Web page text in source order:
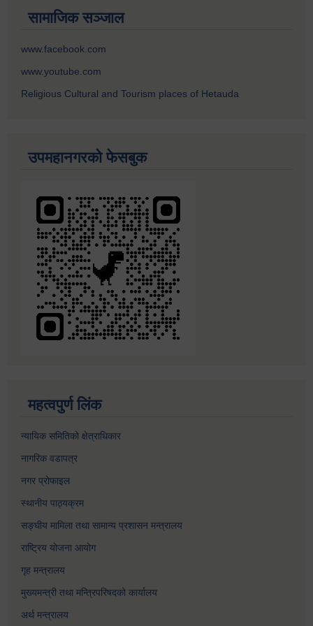
सामाजिक सञ्जाल
www.facebook.com
www.youtube.com
Religious Cultural and Tourism places of Hetauda
उपमहानगरको फेसबुक
महत्वपुर्ण लिंक
न्यायिक समितिको क्षेत्राधिकार
नागरिक वडापत्र
नगर प्रोफाइल
स्थानीय पाठ्यक्रम
सङ्घीय मामिला तथा सामान्य प्रशासन मन्त्रालय
राष्ट्रिय योजना आयोग
गृह मन्त्रालय
मुख्यमन्त्री तथा मन्त्रिपरिषदको कार्यालय
अर्थ मन्त्रालय